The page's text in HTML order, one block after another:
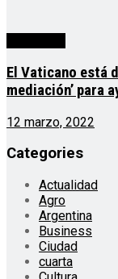
El Vaticano está
mediación’ para
12 marzo, 2022
Categories
Actualidad
Agro
Argentina
Business
Ciudad
cuarta